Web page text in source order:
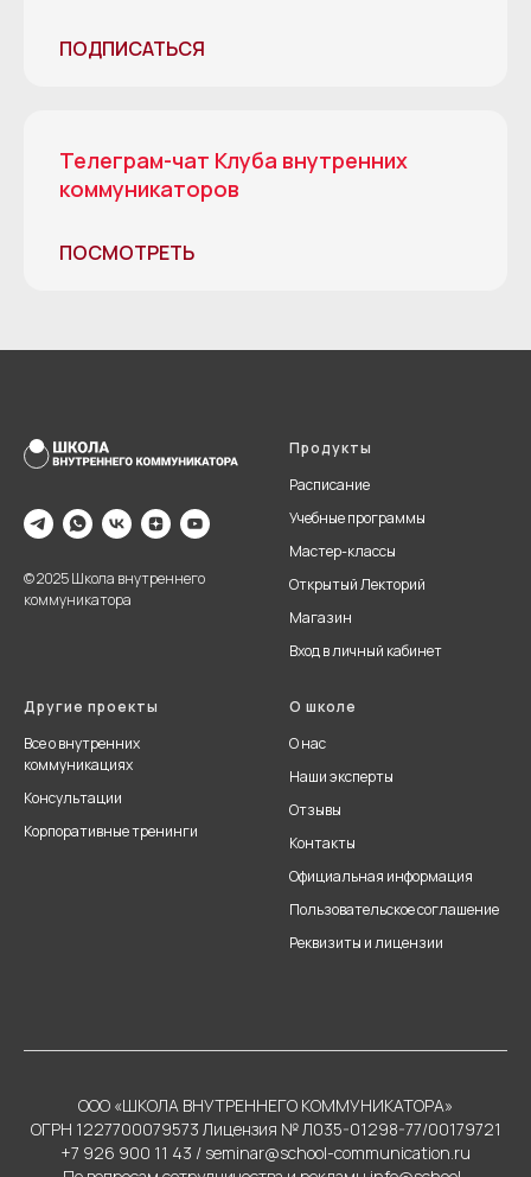
ПОДПИСАТЬСЯ
Телеграм-чат Клуба внутренних
коммуникаторов
ПОСМОТРЕТЬ
© 2025 Школа внутреннего
коммуникатора
Продукты
Расписание
Учебные программы
Мастер-классы
Открытый Лекторий
Магазин
Вход в личный кабинет
Другие проекты
Все о внутренних
коммуникациях
Консультации
Корпоративные тренинги
О школе
О нас
Наши эксперты
Отзывы
Контакты
Официальная информация
Пользовательское соглашение
Реквизиты и лицензии
ООО «ШКОЛА ВНУТРЕННЕГО КОММУНИКАТОРА»
ОГРН 1227700079573 Лицензия № Л035-01298-77/00179721
+7 926 900 11 43 / seminar@school-communication.ru